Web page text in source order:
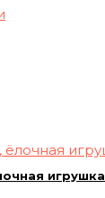
игрушка